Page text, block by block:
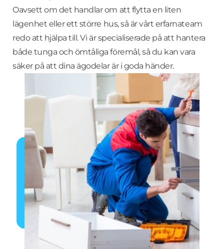
Oavsett om det handlar om att flytta en liten
lägenhet eller ett större hus, så är vårt erfarnateam
redo att hjälpa till. Vi är specialiserade på att hantera
både tunga och ömtåliga föremål, så du kan vara
säker på att dina ägodelar är i goda händer.